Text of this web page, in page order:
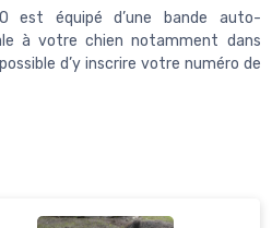
est équipé d’une bande auto-
à votre chien notamment dans
d’y inscrire votre numéro de